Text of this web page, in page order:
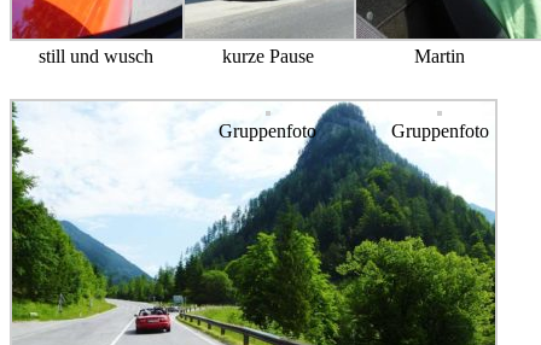
still und wusch kurze Pause Martin
Gruppenfoto Gruppenfoto